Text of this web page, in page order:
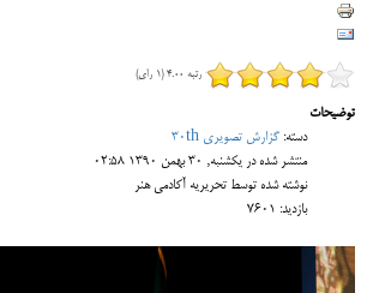
رتبه 4.00 (1 رای)
توضیحات
دسته: گزارش تصویری 30th
منتشر شده در یکشنبه, 30 بهمن 1390 02:58
نوشته شده توسط تحریریه آکادمی هنر
بازدید: 7601